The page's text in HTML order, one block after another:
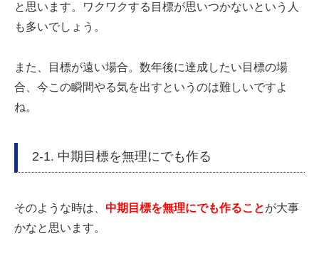
と思います。ワクワクする目標が思いつかないという人
も多いでしょう。
また、目標が遠い場合。数年後に達成したい目標の場
合、今この瞬間やる気を出すというのは難しいですよ
ね。
2-1. 中期目標を無理にでも作る
そのような時は、 中期目標を無理にでも作ることが大事
かなと思います。